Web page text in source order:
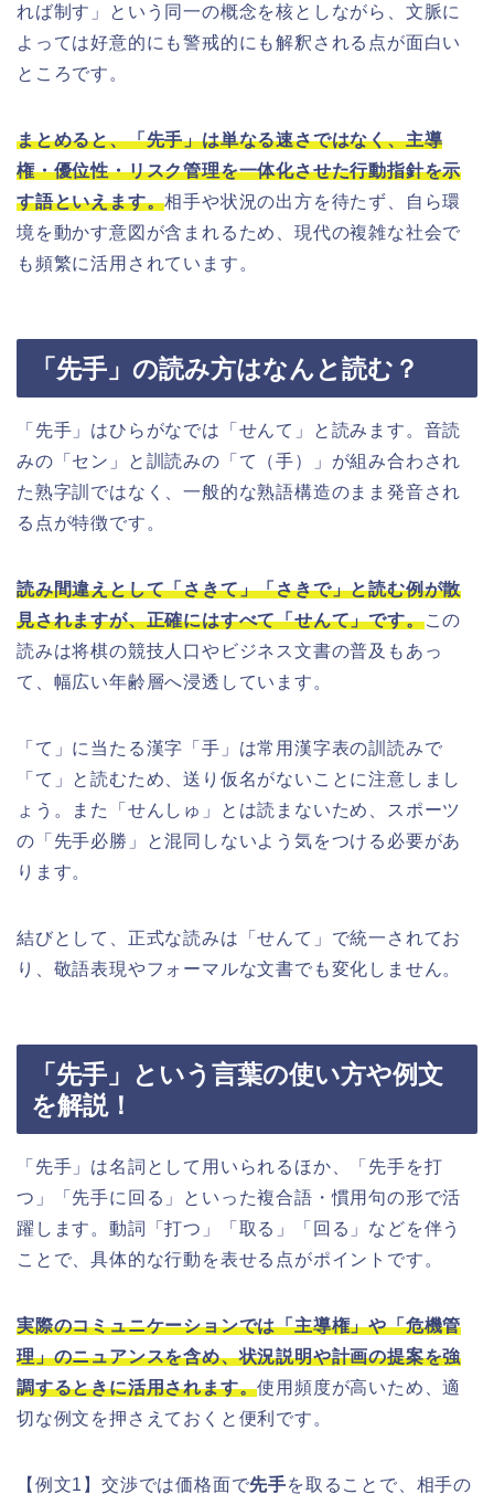
れば制す」という同一の概念を核としながら、文脈に
よっては好意的にも警戒的にも解釈される点が面白い
ところです。
まとめると、「先手」は単なる速さではなく、主導
権・優位性・リスク管理を一体化させた行動指針を示
す語といえます。相手や状況の出方を待たず、自ら環
境を動かす意図が含まれるため、現代の複雑な社会で
も頻繁に活用されています。
「先手」の読み方はなんと読む？
「先手」はひらがなでは「せんて」と読みます。音読
みの「セン」と訓読みの「て（手）」が組み合わされ
た熟字訓ではなく、一般的な熟語構造のまま発音され
る点が特徴です。
読み間違えとして「さきて」「さきで」と読む例が散
見されますが、正確にはすべて「せんて」です。この
読みは将棋の競技人口やビジネス文書の普及もあっ
て、幅広い年齢層へ浸透しています。
「て」に当たる漢字「手」は常用漢字表の訓読みで
「て」と読むため、送り仮名がないことに注意しまし
ょう。また「せんしゅ」とは読まないため、スポーツ
の「先手必勝」と混同しないよう気をつける必要があ
ります。
結びとして、正式な読みは「せんて」で統一されてお
り、敬語表現やフォーマルな文書でも変化しません。
「先手」という言葉の使い方や例文
を解説！
「先手」は名詞として用いられるほか、「先手を打
つ」「先手に回る」といった複合語・慣用句の形で活
躍します。動詞「打つ」「取る」「回る」などを伴う
ことで、具体的な行動を表せる点がポイントです。
実際のコミュニケーションでは「主導権」や「危機管
理」のニュアンスを含め、状況説明や計画の提案を強
調するときに活用されます。使用頻度が高いため、適
切な例文を押さえておくと便利です。
【例文1】交渉では価格面で先手を取ることで、相手の